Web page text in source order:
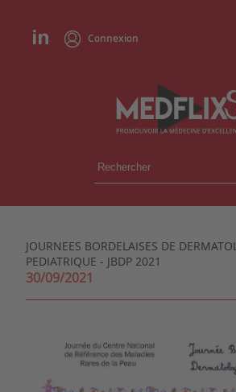
Connexion
ÉVÉNEMENTS
INSTITUTIONS
CONGRÈS EN RÉSUMÉ
JOURNEES BORDELAISES DE
PEDIATRIQUE - JBDP 2021
30/09/2021